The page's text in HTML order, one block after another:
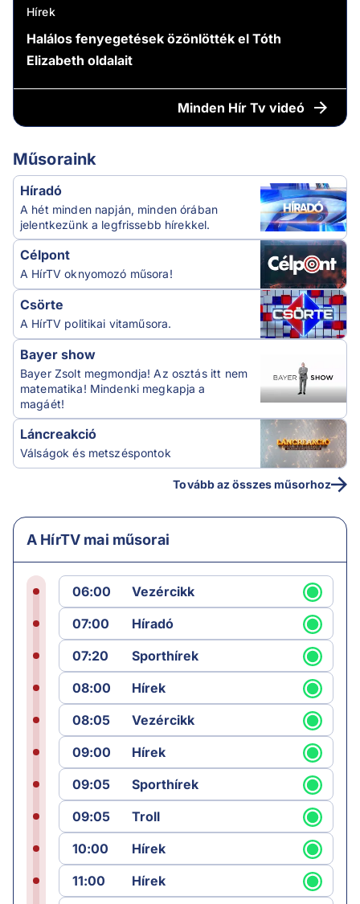
Hírek
Halálos fenyegetések özönlötték el Tóth
Elizabeth oldalait
Minden Hír Tv videó
Műsoraink
Híradó
A hét minden napján, minden órában
jelentkezünk a legfrissebb hírekkel.
Célpont
A HírTV oknyomozó műsora!
Csörte
A HírTV politikai vitaműsora.
Bayer show
Bayer Zsolt megmondja! Az osztás itt nem
matematika! Mindenki megkapja a
magáét!
Láncreakció
Válságok és metszéspontok
Tovább az összes műsorhoz
A HírTV mai műsorai
06:00
Vezércikk
07:00
Híradó
07:20
Sporthírek
08:00
Hírek
08:05
Vezércikk
09:00
Hírek
09:05
Sporthírek
09:05
Troll
10:00
Hírek
11:00
Hírek